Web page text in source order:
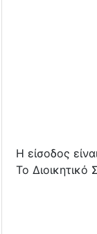
Η είσοδος
Το Διοικητικό